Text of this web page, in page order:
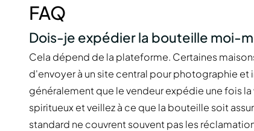
FAQ
Dois-je expédier la bouteille moi-
Cela dépend de la plateforme. Certaines
d'envoyer à un site central pour photographie
généralement que le vendeur expédie une fois
spiritueux et veillez à ce que la bouteille soit
standard ne couvrent souvent pas les